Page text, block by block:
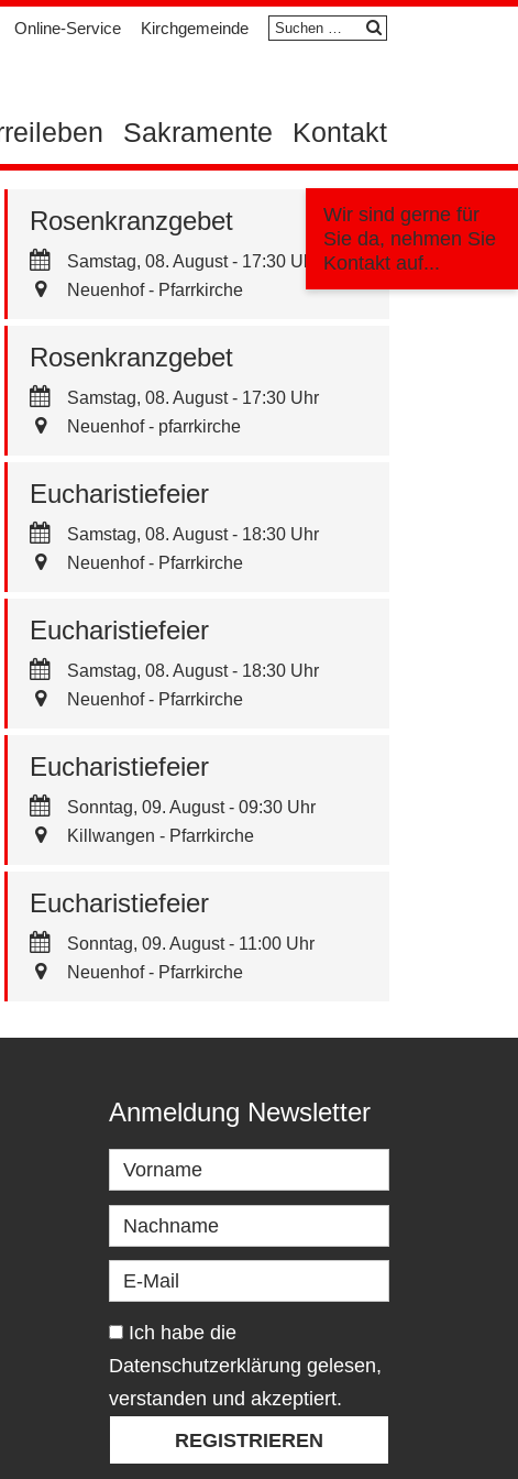
Online-Service Kirchgemeinde
Suchen
nach:
Sakramente Kontakt
Wir sind gerne für
Sie da, nehmen Sie
Kontakt auf...
Samstag, 08. August - 17:30 Uhr
Neuenhof - Pfarrkirche
Rosenkranzgebet
Samstag, 08. August - 17:30 Uhr
Neuenhof - pfarrkirche
Rosenkranzgebet
Samstag, 08. August - 18:30 Uhr
Neuenhof - Pfarrkirche
Eucharistiefeier
Samstag, 08. August - 18:30 Uhr
Neuenhof - Pfarrkirche
Eucharistiefeier
Sonntag, 09. August - 09:30 Uhr
Killwangen - Pfarrkirche
Eucharistiefeier
Sonntag, 09. August - 11:00 Uhr
Neuenhof - Pfarrkirche
Eucharistiefeier
Anmeldung Newsletter
Ich habe die
Datenschutzerklärung gelesen,
verstanden und akzeptiert.